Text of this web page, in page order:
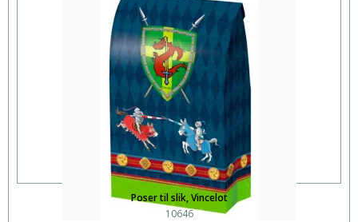
Poser til slik, Vincelot
10646